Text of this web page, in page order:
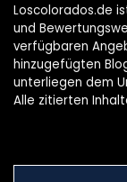
Loscolorados.de
und
verfügbaren
hinzugefügten
unterliegen dem
Alle zitierten